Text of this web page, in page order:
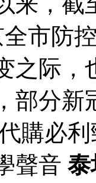
市防
之际
部分新
購必
聲音 泰